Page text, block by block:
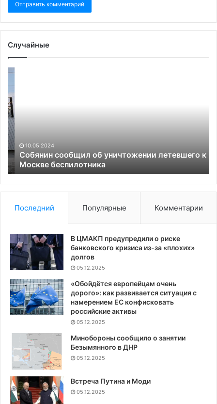
Случайные
Собянин
об
уничтожении
летевшего
к
Москве
беспилотника
10.05.2024
Собянин сообщил об уничтожении летевшего к
Москве беспилотника
Последний Популярные Комментарии
В ЦМАКП предупредили о риске
банковского кризиса из-за «плохих»
долгов
05.12.2025
«Обойдётся европейцам очень
дорого»: как развивается ситуация с
намерением ЕС конфисковать
российские активы
05.12.2025
Минобороны сообщило о занятии
Безымянного в ДНР
05.12.2025
Встреча Путина и Моди
05.12.2025